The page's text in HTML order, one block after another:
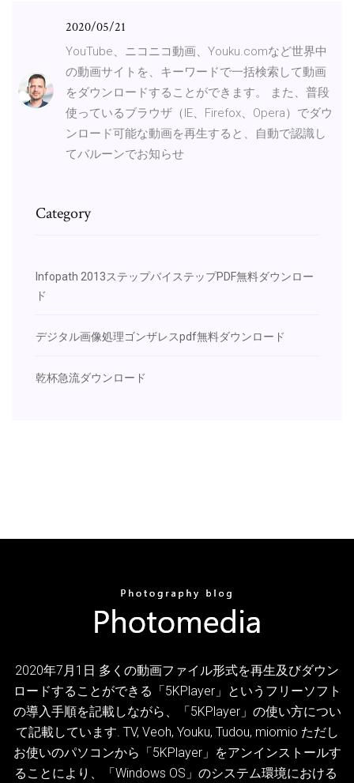
2020/05/21
YouTube、ニコニコ動画、Youku.comなど世界中
の動画サイトを、キーワードで一括検索して動画
をダウンロードすることができます。 また、普段
使っているブラウザ（IE、Firefox、Opera）でダウ
ンロード可能な動画を再生すると、自動で認識し
てバルーンでお知らせ
Category
Infopath 2013ステップバイステップPDF無料ダウンロー
ド
デジタル画像処理ゴンザレスpdf無料ダウンロード
乾杯急流ダウンロード
2020年7月1日 多くの動画ファイル形式を再生及びダウン
ロードすることができる「5KPlayer」というフリーソフト
の導入手順を記載しながら、「5KPlayer」の使い方につい
て記載しています. TV, Veoh, Youku, Tudou, miomio ただし
お使いのパソコンから「5KPlayer」をアンインストールす
ることにより、「Windows OS」のシステム環境における